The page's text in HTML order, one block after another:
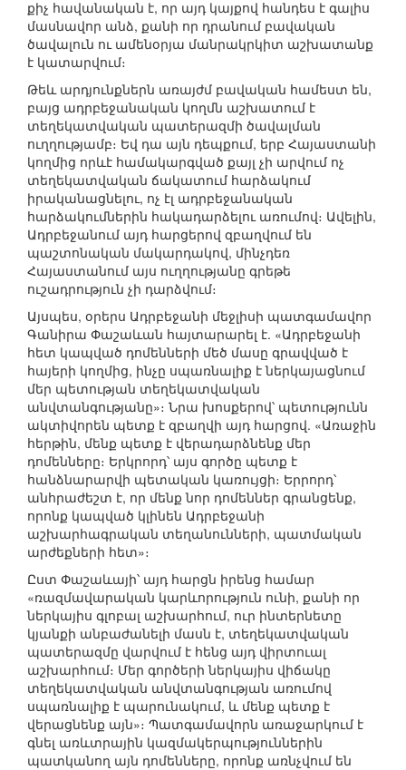
քիչ հավանական է, որ այդ կայքով հանդես է գալիս
մասնավոր անձ, քանի որ դրանում բավական
ծավալուն ու ամենօրյա մանրակրկիտ աշխատանք
է կատարվում։
Թեև արդյունքներն առայժմ բավական համեստ են,
բայց ադրբեջանական կողմն աշխատում է
տեղեկատվական պատերազմի ծավալման
ուղղությամբ։ Եվ դա այն դեպքում, երբ Հայաստանի
կողմից որևէ համակարգված քայլ չի արվում ոչ
տեղեկատվական ճակատում հարձակում
իրականացնելու, ոչ էլ ադրբեջանական
հարձակումներին հակադարձելու առումով։ Ավելին,
Ադրբեջանում այդ հարցերով զբաղվում են
պաշտոնական մակարդակով, մինչդեռ
Հայաստանում այս ուղղությանը գրեթե
ուշադրություն չի դարձվում։
Այսպես, օրերս Ադրբեջանի մեջլիսի պատգամավոր
Գանիրա Փաշաևան հայտարարել է. «Ադրբեջանի
հետ կապված դոմենների մեծ մասը գրավված է
հայերի կողմից, ինչը սպառնալիք է ներկայացնում
մեր պետության տեղեկատվական
անվտանգությանը»։ Նրա խոսքերով՝ պետությունն
ակտիվորեն պետք է զբաղվի այդ հարցով. «Առաջին
հերթին, մենք պետք է վերադարձնենք մեր
դոմենները։ Երկրորդ՝ այս գործը պետք է
հանձնարարվի պետական կառույցի։ Երրորդ՝
անհրաժեշտ է, որ մենք նոր դոմեններ գրանցենք,
որոնք կապված կլինեն Ադրբեջանի
աշխարհագրական տեղանունների, պատմական
արժեքների հետ»։
Ըստ Փաշաևայի՝ այդ հարցն իրենց համար
«ռազմավարական կարևորություն ունի, քանի որ
ներկայիս գլոբալ աշխարհում, ուր ինտերնետը
կյանքի անբաժանելի մասն է, տեղեկատվական
պատերազմը վարվում է հենց այդ վիրտուալ
աշխարհում։ Մեր գործերի ներկայիս վիճակը
տեղեկատվական անվտանգության առումով
սպառնալիք է պարունակում, և մենք պետք է
վերացնենք այն»։ Պատգամավորն առաջարկում է
գնել առևտրային կազմակերպություններին
պատկանող այն դոմենները, որոնք առնչվում են